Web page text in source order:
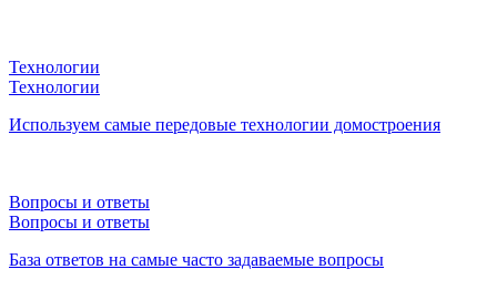
Технологии
Технологии
Используем самые передовые технологии домостроения
Вопросы и ответы
Вопросы и ответы
База ответов на самые часто задаваемые вопросы